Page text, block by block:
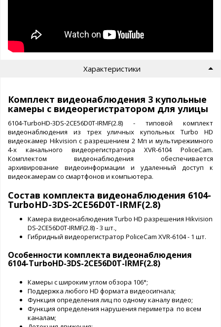
Характеристики
Комплект видеонаблюдения 3 купольные
камеры с видеорегистратором для улицы
6104-TurboHD-3DS-2CE56D0T-IRMF(2.8) - типовой комплект
видеонаблюдения из трех уличных купольных Turbo HD
видеокамер Hikvision c разрешением 2 Мп и мультирежимного
4-х канального видеорегистратора XVR-6104 PoliceCam.
Комплектом видеонаблюдения обеспечивается
архивирование видеоинформации и удаленный доступ к
видеокамерам со смартфонов и компьютера.
Состав комплекта видеонаблюдения 6104-
TurboHD-3DS-2CE56D0T-IRMF(2.8)
Камера видеонаблюдения Turbo HD разрешения Hikvision
DS-2CE56D0T-IRMF(2.8) - 3 шт.,
Гибридный видеорегистратор PoliceCam XVR-6104 - 1 шт.
Особенности комплекта видеонаблюдения
6104-TurboHD-3DS-2CE56D0T-IRMF(2.8)
Камеры с широким углом обзора 106°;
Поддержка любого HD формата видеосигнала;
Функция определения лиц по одному каналу видео;
Функция определения нарушения периметра по всем
каналам;